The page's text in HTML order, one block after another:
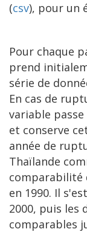
(csv), pour un
Pour chaque
prend
série de
En cas de
variable
et conserve
année de
Thaïlande
comparabilité
en 1990. Il
2000, puis les
comparables